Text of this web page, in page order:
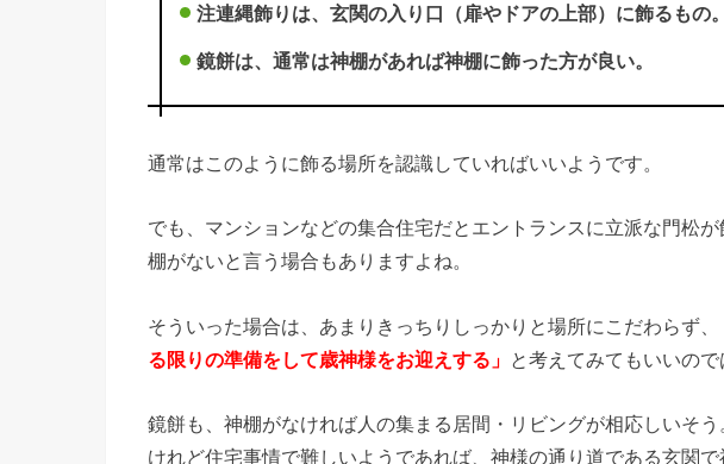
注連縄飾りは、玄関の入り口（扉やドアの上部）に飾るもの。
鏡餅は、通常は神棚があれば神棚に飾った方が良い。
通常はこのように飾る場所を認識していればいいようです。
でも、マンションなどの集合住宅だとエントランスに立派な門松
棚がないと言う場合もありますよね。
そういった場合は、あまりきっちりしっかりと場所にこだわらず、
る限りの準備をして歳神様をお迎えする」
と考えてみてもいいので
鏡餅も、神棚がなければ人の集まる居間・リビングが相応しいそう
けれど住宅事情で難しいようであれば、神様の通り道である玄関